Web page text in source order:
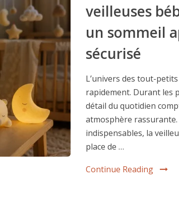
veilleuses
un sommeil
sécurisé
L’univers des tout-
rapidement. Durant les
détail du quotidien
atmosphère rassurante.
indispensables, la
place de …
Continue Reading